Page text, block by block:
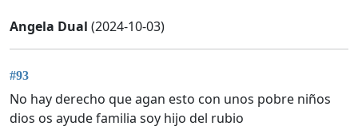
Angela Dual (2024-10-03)
#93
No hay derecho que agan esto con unos pobre niños
dios os ayude familia soy hijo del rubio